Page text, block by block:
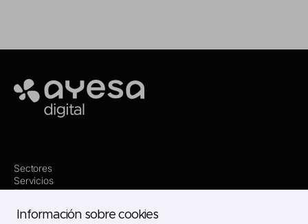
Ayesa
Sectores
Servicios
Dónde estamos
Proyectos
Información sobre cookies